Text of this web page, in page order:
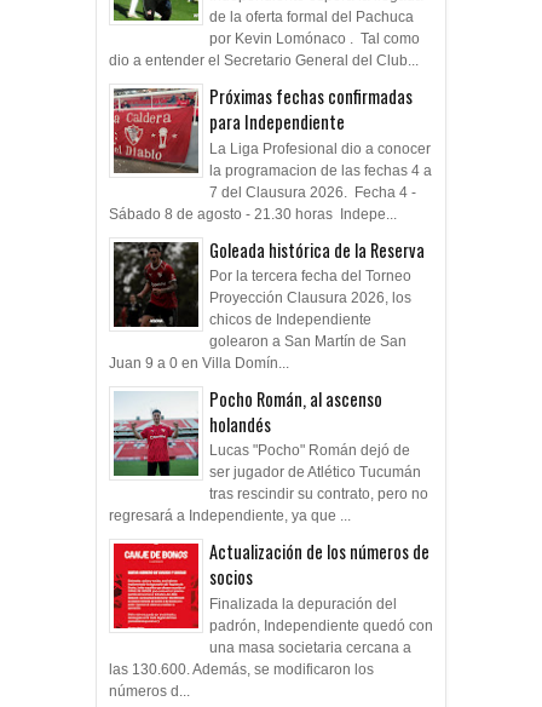
de la oferta formal del Pachuca
por Kevin Lomónaco . Tal como
dio a entender el Secretario General del Club...
Próximas fechas confirmadas
para Independiente
La Liga Profesional dio a conocer
la programacion de las fechas 4 a
7 del Clausura 2026. Fecha 4 -
Sábado 8 de agosto - 21.30 horas Indepe...
Goleada histórica de la Reserva
Por la tercera fecha del Torneo
Proyección Clausura 2026, los
chicos de Independiente
golearon a San Martín de San
Juan 9 a 0 en Villa Domín...
Pocho Román, al ascenso
holandés
Lucas "Pocho" Román dejó de
ser jugador de Atlético Tucumán
tras rescindir su contrato, pero no
regresará a Independiente, ya que ...
Actualización de los números de
socios
Finalizada la depuración del
padrón, Independiente quedó con
una masa societaria cercana a
las 130.600. Además, se modificaron los
números d...